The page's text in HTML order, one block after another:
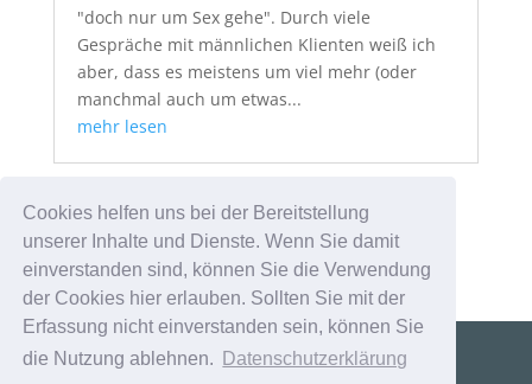
Cookies helfen uns bei der Bereitstellung
unserer Inhalte und Dienste. Wenn Sie damit
einverstanden sind, können Sie die Verwendung
der Cookies hier erlauben. Sollten Sie mit der
Erfassung nicht einverstanden sein, können Sie
die Nutzung ablehnen.
Datenschutzerklärung
"doch nur um Sex gehe". Durch viele
Gespräche mit männlichen Klienten weiß ich
aber, dass es meistens um viel mehr (oder
manchmal auch um etwas...
mehr lesen
« Ältere Einträge
Impressum|Datenschutz|Kontakt